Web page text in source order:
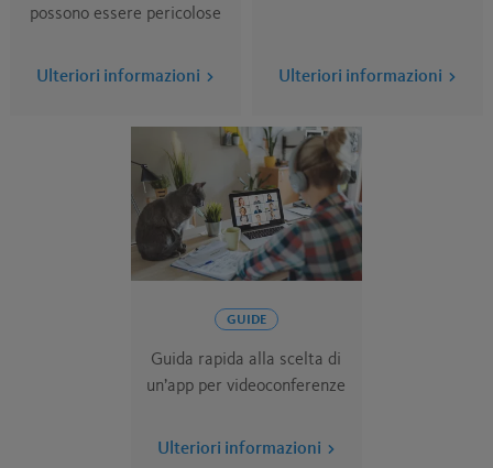
possono essere pericolose
Ulteriori informazioni Ulteriori informazioni
GUIDE
Guida rapida alla scelta di
un’app per videoconferenze
Ulteriori informazioni